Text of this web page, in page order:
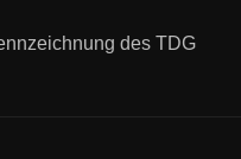
des TDG